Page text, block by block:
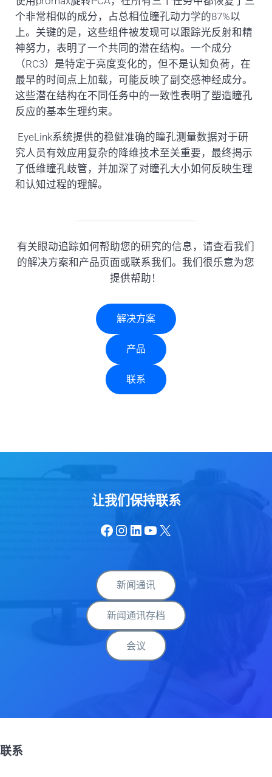
个非常相似的成分，占总相位瞳孔动力学的87%以
上。关键的是，这些组件被发现可以跟踪光反射和精
神努力，表明了一个共同的潜在结构。一个成分
（RC3）是特定于亮度变化的，但不是认知负荷，在
最早的时间点上加载，可能反映了副交感神经成分。
这些潜在结构在不同任务中的一致性表明了塑造瞳孔
反应的基本生理约束。
EyeLink系统提供的稳健准确的瞳孔测量数据对于研
究人员有效应用复杂的降维技术至关重要，最终揭示
了低维瞳孔歧管，并加深了对瞳孔大小如何反映生理
和认知过程的理解。
有关眼动追踪如何帮助您的研究的信息，请查看我们
的解决方案和产品页面或联系我们。我们很乐意为您
提供帮助！
解决方案
产品
联系
让我们保持联系
Facebook
Instagram
LinkedIn
YouTube
X
新闻通讯
新闻通讯存档
会议
联系